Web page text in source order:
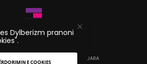
- TË GJITHA TË DREJTAT E REZERVUARA
Dylberizm pranoni
E COOKIES